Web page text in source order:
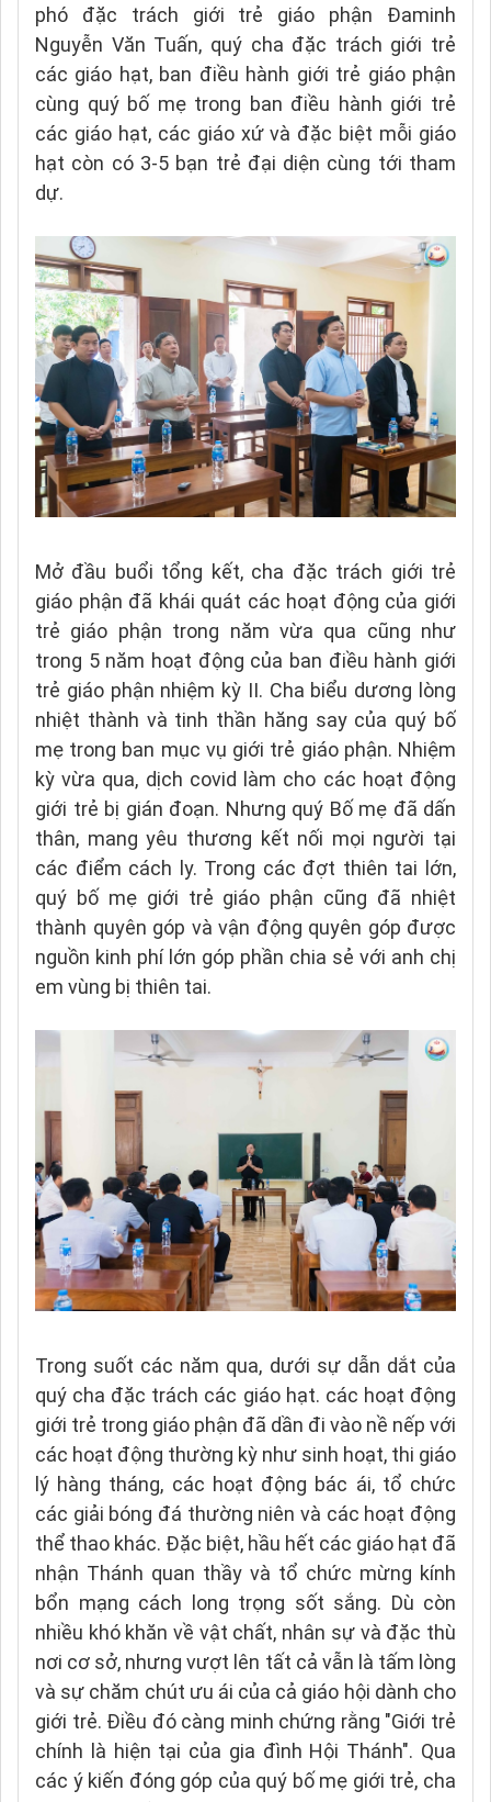
phó đặc trách giới trẻ giáo phận Đaminh
Nguyễn Văn Tuấn, quý cha đặc trách giới trẻ
các giáo hạt, ban điều hành giới trẻ giáo phận
cùng quý bố mẹ trong ban điều hành giới trẻ
các giáo hạt, các giáo xứ và đặc biệt mỗi giáo
hạt còn có 3-5 bạn trẻ đại diện cùng tới tham
dự.
Mở đầu buổi tổng kết, cha đặc trách giới trẻ
giáo phận đã khái quát các hoạt động của giới
trẻ giáo phận trong năm vừa qua cũng như
trong 5 năm hoạt động của ban điều hành giới
trẻ giáo phận nhiệm kỳ II. Cha biểu dương lòng
nhiệt thành và tinh thần hăng say của quý bố
mẹ trong ban mục vụ giới trẻ giáo phận. Nhiệm
kỳ vừa qua, dịch covid làm cho các hoạt động
giới trẻ bị gián đoạn. Nhưng quý Bố mẹ đã dấn
thân, mang yêu thương kết nối mọi người tại
các điểm cách ly. Trong các đợt thiên tai lớn,
quý bố mẹ giới trẻ giáo phận cũng đã nhiệt
thành quyên góp và vận động quyên góp được
nguồn kinh phí lớn góp phần chia sẻ với anh chị
em vùng bị thiên tai.
Trong suốt các năm qua, dưới sự dẫn dắt của
quý cha đặc trách các giáo hạt. các hoạt động
giới trẻ trong giáo phận đã dần đi vào nề nếp với
các hoạt động thường kỳ như sinh hoạt, thi giáo
lý hàng tháng, các hoạt động bác ái, tổ chức
các giải bóng đá thường niên và các hoạt động
thể thao khác. Đặc biệt, hầu hết các giáo hạt đã
nhận Thánh quan thầy và tổ chức mừng kính
bổn mạng cách long trọng sốt sắng. Dù còn
nhiều khó khăn về vật chất, nhân sự và đặc thù
nơi cơ sở, nhưng vượt lên tất cả vẫn là tấm lòng
và sự chăm chút ưu ái của cả giáo hội dành cho
giới trẻ. Điều đó càng minh chứng rằng "Giới trẻ
chính là hiện tại của gia đình Hội Thánh". Qua
các ý kiến đóng góp của quý bố mẹ giới trẻ, cha